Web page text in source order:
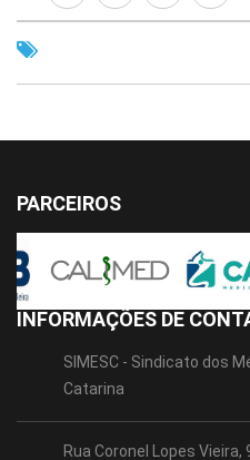
PARCEIROS
INFORMAÇÕES DE
SIMESC - Sindicato dos
Catarina
Rua Coronel Lopes Vieira,